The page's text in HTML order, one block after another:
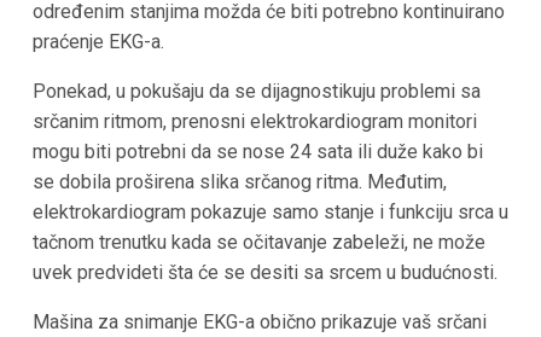
određenim stanjima možda će biti potrebno kontinuirano
praćenje EKG-a.
Ponekad, u pokušaju da se dijagnostikuju problemi sa
srčanim ritmom, prenosni elektrokardiogram monitori
mogu biti potrebni da se nose 24 sata ili duže kako bi
se dobila proširena slika srčanog ritma. Međutim,
elektrokardiogram pokazuje samo stanje i funkciju srca u
tačnom trenutku kada se očitavanje zabeleži, ne može
uvek predvideti šta će se desiti sa srcem u budućnosti.
Mašina za snimanje EKG-a obično prikazuje vaš srčani